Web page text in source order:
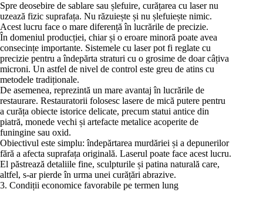
Spre deosebire de sablare sau șlefuire, curățarea cu laser nu
uzează fizic suprafața. Nu răzuiește și nu șlefuiește nimic.
Acest lucru face o mare diferență în lucrările de precizie.
În domeniul producției, chiar și o eroare minoră poate avea
consecințe importante. Sistemele cu laser pot fi reglate cu
precizie pentru a îndepărta straturi cu o grosime de doar câțiva
microni. Un astfel de nivel de control este greu de atins cu
metodele tradiționale.
De asemenea, reprezintă un mare avantaj în lucrările de
restaurare. Restauratorii folosesc lasere de mică putere pentru
a curăța obiecte istorice delicate, precum statui antice din
piatră, monede vechi și artefacte metalice acoperite de
funingine sau oxid.
Obiectivul este simplu: îndepărtarea murdăriei și a depunerilor
fără a afecta suprafața originală. Laserul poate face acest lucru.
El păstrează detaliile fine, sculpturile și patina naturală care,
altfel, s-ar pierde în urma unei curățări abrazive.
3. Condiții economice favorabile pe termen lung